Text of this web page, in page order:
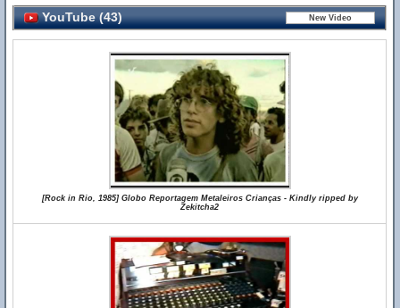
YouTube (43)
[Rock in Rio, 1985] Globo Reportagem Metaleiros Crianças - Kindly ripped by
Zekitcha2